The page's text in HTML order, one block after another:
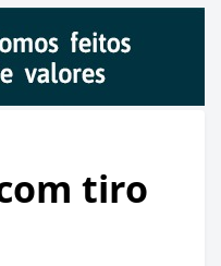
tiro